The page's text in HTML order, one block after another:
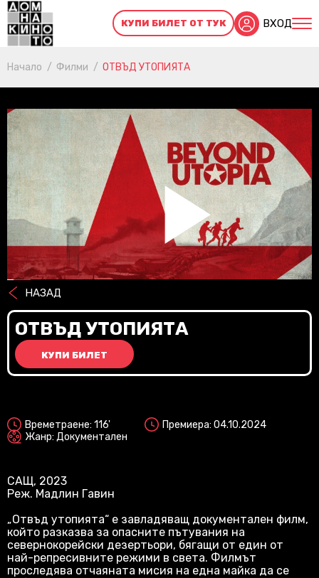
КУПИ БИЛЕТ ОТ ТУК ВХОД
Начало Филми ОТВЪД УТОПИЯТА
НАЗАД
ОТВЪД УТОПИЯТА
КУПИ БИЛЕТ
Времетраене: 116'
Премиера: 04.10.2024
Жанр: Документален
САЩ, 2023
Реж. Мадлин Гавин
„Отвъд утопията“ е завладяващ документален филм,
който разказва за опасните пътувания на
севернокорейски дезертьори, бягащи от един от
най-репресивните режими в света. Филмът
проследява отчаяната мисия на една майка да се